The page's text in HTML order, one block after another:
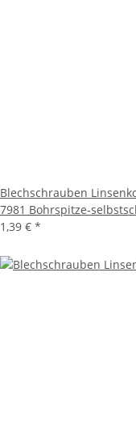
Blechschrauben
7981 Bohrspitze-
1,39 € *